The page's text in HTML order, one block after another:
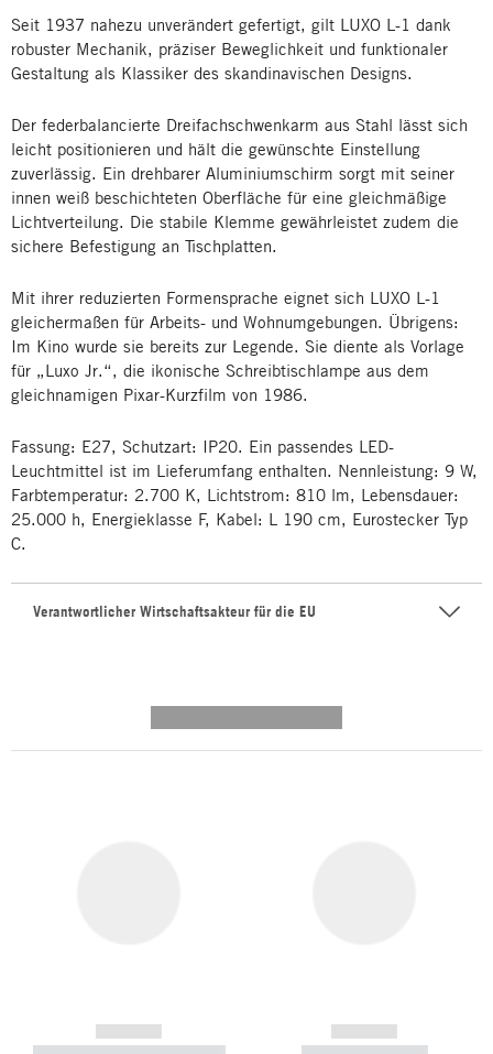
Seit 1937 nahezu unverändert gefertigt, gilt LUXO L-1 dank
robuster Mechanik, präziser Beweglichkeit und funktionaler
Gestaltung als Klassiker des skandinavischen Designs.
Der federbalancierte Dreifachschwenkarm aus Stahl lässt sich
leicht positionieren und hält die gewünschte Einstellung
zuverlässig. Ein drehbarer Aluminiumschirm sorgt mit seiner
innen weiß beschichteten Oberfläche für eine gleichmäßige
Lichtverteilung. Die stabile Klemme gewährleistet zudem die
sichere Befestigung an Tischplatten.
Mit ihrer reduzierten Formensprache eignet sich LUXO L-1
gleichermaßen für Arbeits- und Wohnumgebungen. Übrigens:
Im Kino wurde sie bereits zur Legende. Sie diente als Vorlage
für „Luxo Jr.“, die ikonische Schreibtischlampe aus dem
gleichnamigen Pixar-Kurzfilm von 1986.
Fassung: E27, Schutzart: IP20. Ein passendes LED-
Leuchtmittel ist im Lieferumfang enthalten. Nennleistung: 9 W,
Farbtemperatur: 2.700 K, Lichtstrom: 810 lm, Lebensdauer:
25.000 h, Energieklasse F, Kabel: L 190 cm, Eurostecker Typ
C.
Verantwortlicher Wirtschaftsakteur für die EU
------------
------------